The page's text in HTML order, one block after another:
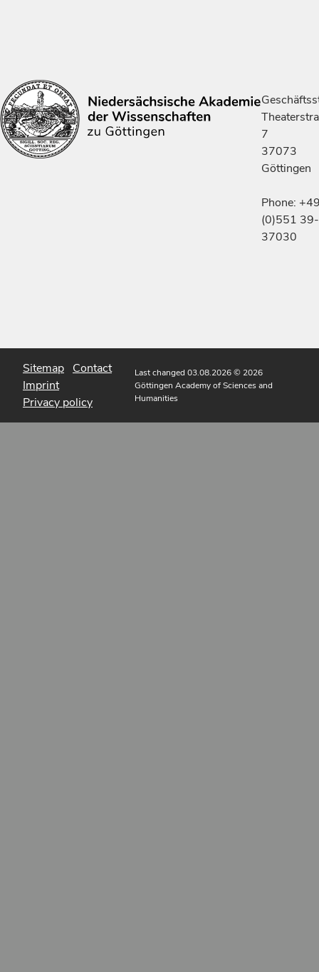
7
37073
Göttingen
Phone:
(0)551 39-
37030
Sitemap Contact
Imprint
Privacy policy
Last changed 03.08.2026© 2026
Göttingen Academy of Sciences and
Humanities